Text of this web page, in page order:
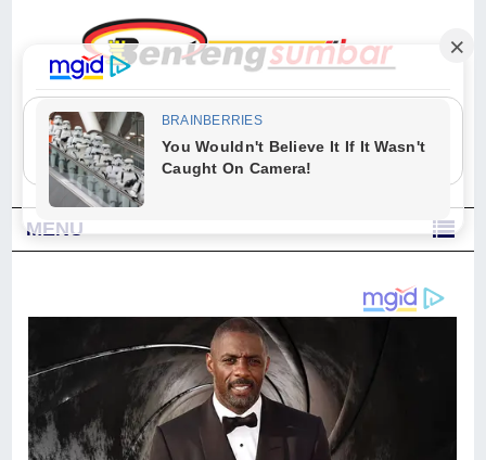
"Sesungguhnya Allah dan para malaikat-Nya berselawat untuk Nabi.
Wahai orang-orang yang beriman, berselawatlah kamu untuk Nabi dan
ucapkanlah salam dengan penuh penghormatan kepadanya." (Qs. Al
Ahzab Ayat 56)
MENU